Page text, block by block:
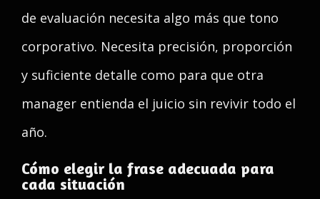
de evaluación necesita algo más que tono
corporativo. Necesita precisión, proporción
y suficiente detalle como para que otra
manager entienda el juicio sin revivir todo el
año.
Cómo elegir la frase adecuada para
cada situación